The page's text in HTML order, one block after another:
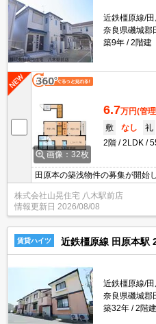
近鉄橿原線/
奈良県磯城郡
築9年
2階建
画像：32枚
6.7万円(管
敷
なし 礼
2階
2LDK
田原本の築浅物件の募集が開始
も、犬ちゃん、ネコちゃんと計
面キッチンを取りいれ、全室南
広々とオススメポイントですよ！
株式会社山晃住宅 八木駅前店
情報更新日 2026/08/08
賃貸ハイツ 近鉄橿原線 田原本駅
近鉄橿原線/
奈良県磯城郡
築32年
2階建